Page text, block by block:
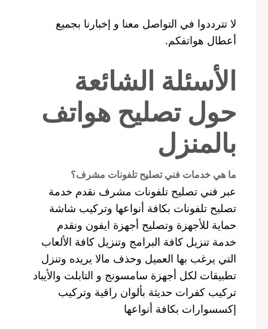
لا تترددوا في التواصل معنا و إخبارنا بجميع
أعطال هواتفكم.
الأسئلة الشائعة
حول تصليح هواتف
بالمنزل
ما هي خدمات فني تصليح تلفونات مشرف؟
عبر فني تصليح تلفونات مشرف نقدم خدمة
تصليح تلفونات بكافة أنواعها وتركيب شاشة
حماية للأجهزة وتصليح أجهزة ايفون ونقدم
خدمة تنزيل كافة البرامج وتنزيل كافة الألعاب
التي يرغب بها العميل وحذف مالا يريده وتنزل
تطبيقات لكل أجهزة سامسونج و التابلت والأيباد
تركيب كفرات حديثة بألوان راقية وتركيب
إكسسوارات بكافة أنواعها